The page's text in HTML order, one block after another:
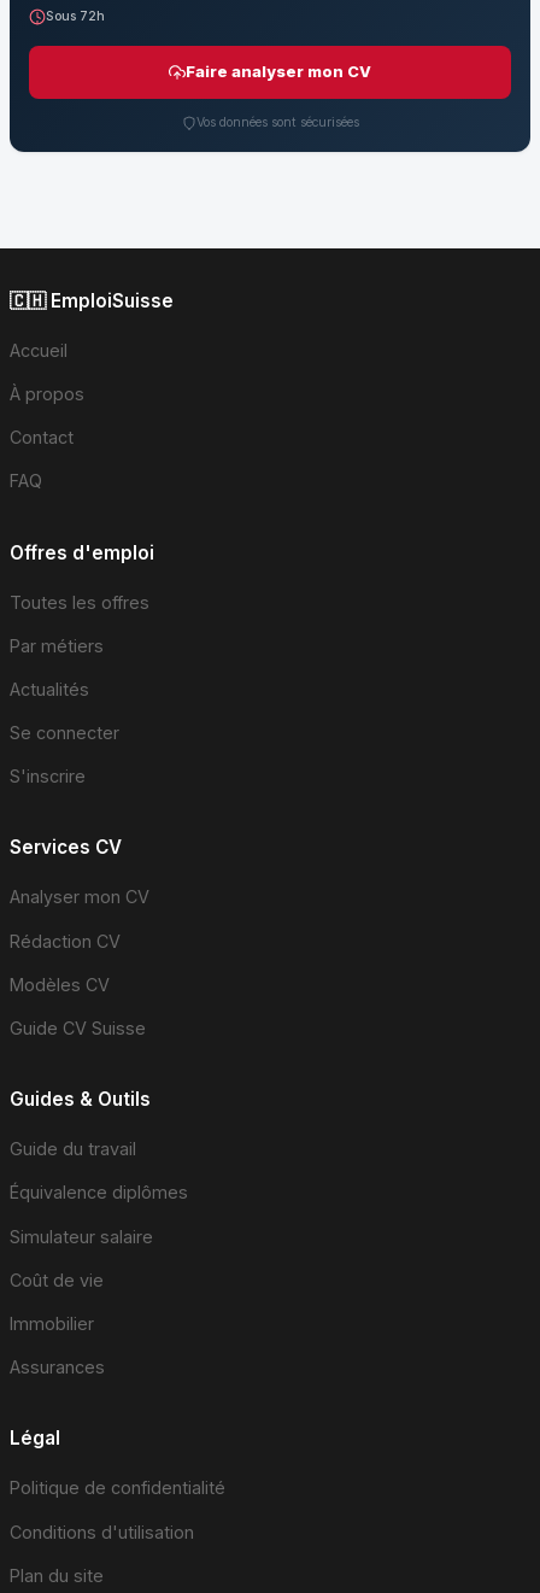
Sous 72h
Faire analyser mon CV
Vos données sont sécurisées
🇨🇭 EmploiSuisse
Accueil
À propos
Contact
FAQ
Offres d'emploi
Toutes les offres
Par métiers
Actualités
Se connecter
S'inscrire
Services CV
Analyser mon CV
Rédaction CV
Modèles CV
Guide CV Suisse
Guides & Outils
Guide du travail
Équivalence diplômes
Simulateur salaire
Coût de vie
Immobilier
Assurances
Légal
Politique de confidentialité
Conditions d'utilisation
Plan du site